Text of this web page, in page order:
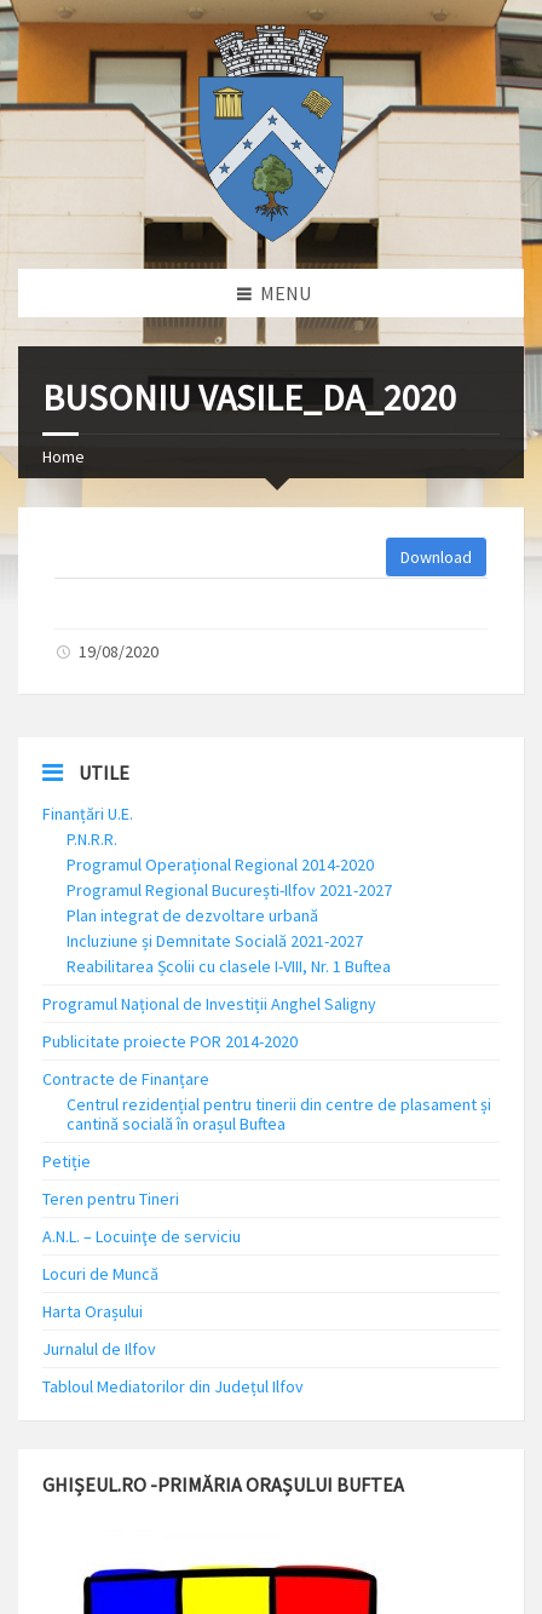
MENU
BUSONIU VASILE_DA_2020
Home
Download
19/08/2020
UTILE
Finanțări U.E.
P.N.R.R.
Programul Operațional Regional 2014-2020
Programul Regional București-Ilfov 2021-2027
Plan integrat de dezvoltare urbană
Incluziune și Demnitate Socială 2021-2027
Reabilitarea Școlii cu clasele I-VIII, Nr. 1 Buftea
Programul Național de Investiții Anghel Saligny
Publicitate proiecte POR 2014-2020
Contracte de Finanțare
Centrul rezidențial pentru tinerii din centre de plasament și
cantină socială în orașul Buftea
Petiție
Teren pentru Tineri
A.N.L. – Locuinţe de serviciu
Locuri de Muncă
Harta Orașului
Jurnalul de Ilfov
Tabloul Mediatorilor din Județul Ilfov
GHIȘEUL.RO -PRIMĂRIA ORAȘULUI BUFTEA